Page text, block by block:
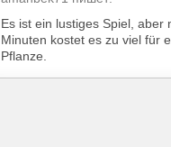
Es ist ein lustiges Spiel, aber
Minuten kostet es zu viel für
Pflanze.